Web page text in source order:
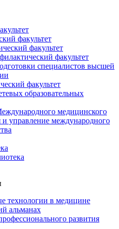
факультет
факультет
факультет
специалистов высшей
факультет
образовательных
медицинского
и управление международного
технологии в медицине
альманах
развития